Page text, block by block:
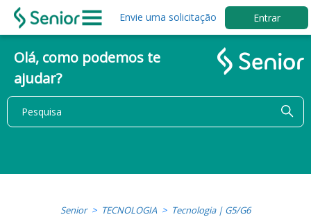
Envie uma solicitação Entrar
Olá, como podemos te
ajudar?
Senior TECNOLOGIA Tecnologia | G5/G6